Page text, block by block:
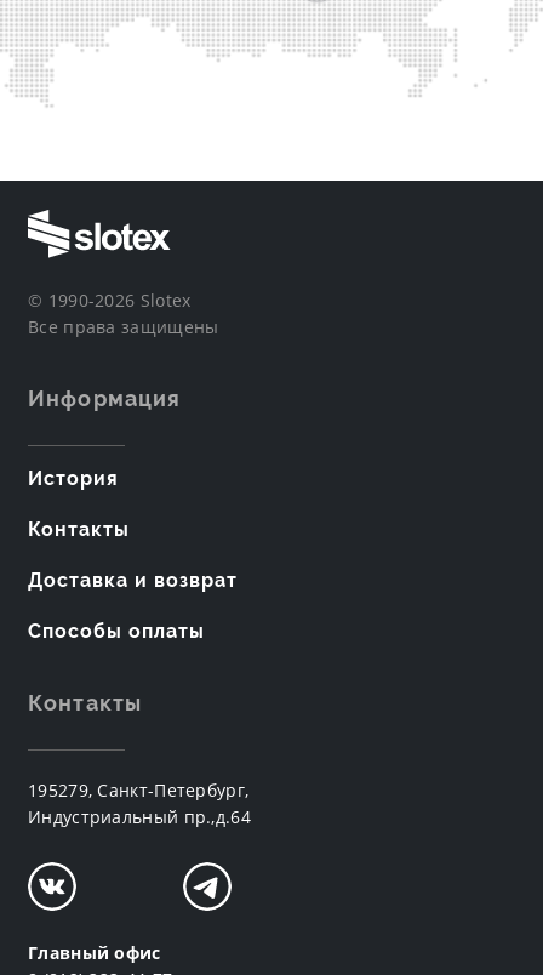
© 1990-2026 Slotex
Все права защищены
Информация
История
Контакты
Доставка и возврат
Способы оплаты
Контакты
195279, Санкт-Петербург,
Индустриальный пр.,д.64
Главный офис